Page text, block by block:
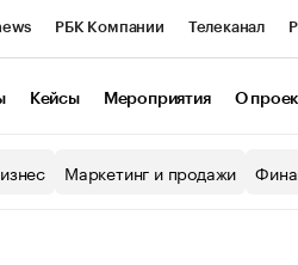
РБК Компании Телеканал
Экономика Бизнес
Кейсы Мероприятия О
Маркетинг и продажи